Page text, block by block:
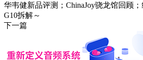
华韦健新品评测；ChinaJoy骁龙馆回顾
G10拆解～
下一篇